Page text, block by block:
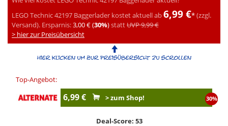
LEGO Technic 42197 Baggerlader kostet aktuell ab6,99 €*(zzgl.
Versand). Ersparnis:3,00 € (30%)stattUVP 9,99 €
> hier zur Preisübersicht
Top-Angebot:
6,99 € 30%
> zum Shop!
Deal-Score: 53